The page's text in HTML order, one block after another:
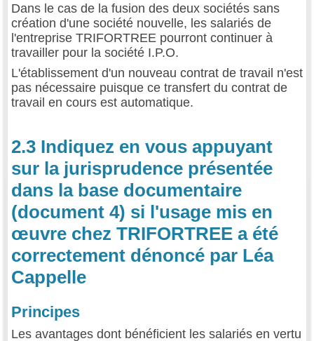
Dans le cas de la fusion des deux sociétés sans
création d'une société nouvelle, les salariés de
l'entreprise TRIFORTREE pourront continuer à
travailler pour la société I.P.O.
L'établissement d'un nouveau contrat de travail n'est
pas nécessaire puisque ce transfert du contrat de
travail en cours est automatique.
2.3 Indiquez en vous appuyant
sur la jurisprudence présentée
dans la base documentaire
(document 4) si l'usage mis en
œuvre chez TRIFORTREE a été
correctement dénoncé par Léa
Cappelle
Principes
Les avantages dont bénéficient les salariés en vertu